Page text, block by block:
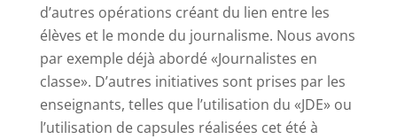
d’autres opérations créant du lien entre les
élèves et le monde du journalisme. Nous avons
par exemple déjà abordé«Journalistes en
classe». D’autres initiatives sont prises par les
enseignants, telles que l’utilisation du «JDE» ou
l’utilisation de capsules réalisées cet été à